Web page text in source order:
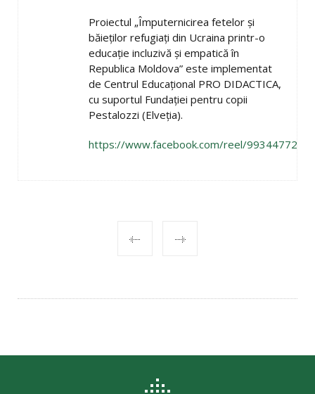
Proiectul „Împuternicirea fetelor și
băieților refugiați din Ucraina printr-o
educație incluzivă și empatică în
Republica Moldova” este implementat
de Centrul Educațional PRO DIDACTICA,
cu suportul Fundației pentru copii
Pestalozzi (Elveția).
https://www.facebook.com/reel/
NAVIGATION